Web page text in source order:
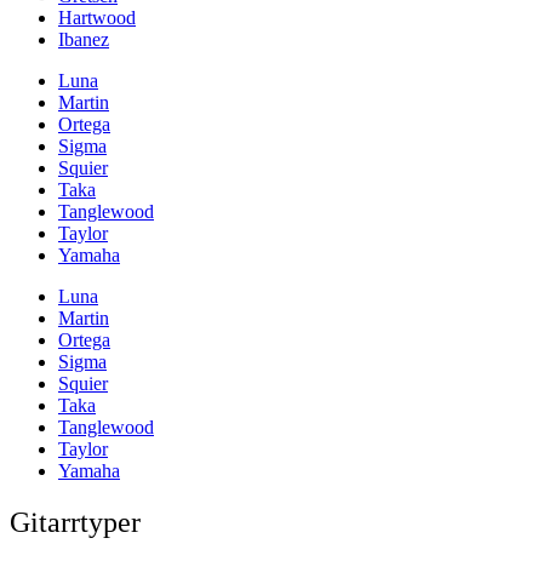
Hartwood
Ibanez
Luna
Martin
Ortega
Sigma
Squier
Taka
Tanglewood
Taylor
Yamaha
Luna
Martin
Ortega
Sigma
Squier
Taka
Tanglewood
Taylor
Yamaha
Gitarrtyper